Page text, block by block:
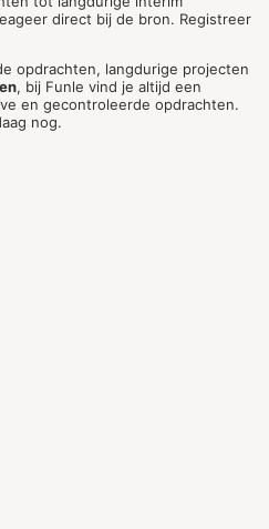
direct bij de bron. Registreer
opdrachten, langdurige projecten
, bij Funle vind je altijd een
en gecontroleerde opdrachten.
nog.